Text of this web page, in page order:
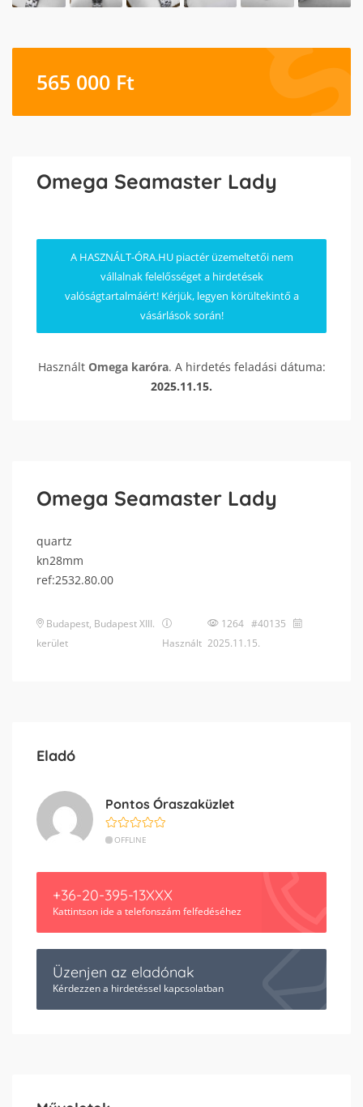
565 000 Ft
Omega Seamaster Lady
A HASZNÁLT-ÓRA.HU piactér üzemeltetői nem
vállalnak felelősséget a hirdetések
valóságtartalmáért! Kérjük, legyen körültekintő a
vásárlások során!
Használt Omega karóra. A hirdetés feladási dátuma:
2025.11.15.
Omega Seamaster Lady
quartz
kn28mm
ref:2532.80.00
Budapest, Budapest XIII.
kerület
Használt
1264 #40135
2025.11.15.
Eladó
Pontos Óraszaküzlet
OFFLINE
+36-20-395-13XXX
Kattintson ide a telefonszám felfedéséhez
Üzenjen az eladónak
Kérdezzen a hirdetéssel kapcsolatban